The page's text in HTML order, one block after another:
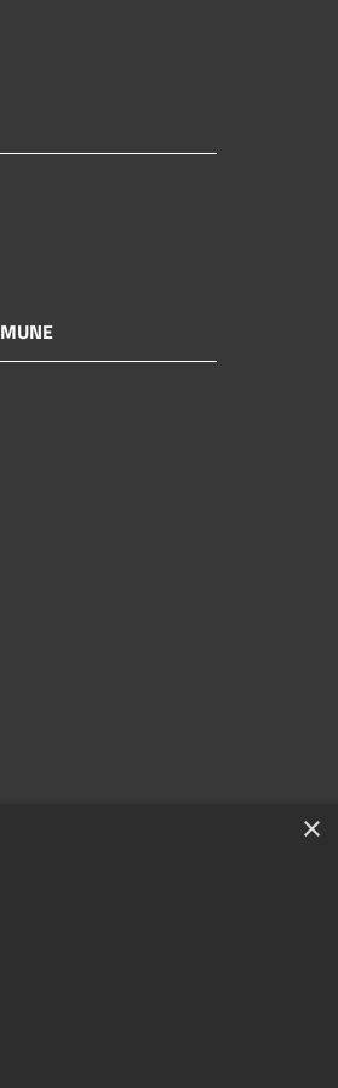
by
×